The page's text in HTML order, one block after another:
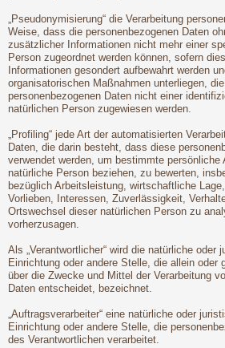
„Pseudonymisierung“ die Verarbeitung
Weise, dass die personenbezogenen Daten
zusätzlicher Informationen nicht mehr einer
Person zugeordnet werden können, sofern
Informationen gesondert aufbewahrt werden
organisatorischen Maßnahmen unterliegen,
personenbezogenen Daten nicht einer
natürlichen Person zugewiesen werden.
„Profiling“ jede Art der automatisierten
Daten, die darin besteht, dass diese
verwendet werden, um bestimmte
natürliche Person beziehen, zu bewerten,
bezüglich Arbeitsleistung, wirtschaftliche
Vorlieben, Interessen, Zuverlässigkeit,
Ortswechsel dieser natürlichen Person zu
vorherzusagen.
Als „Verantwortlicher“ wird die natürliche oder
Einrichtung oder andere Stelle, die allein oder
über die Zwecke und Mittel der Verarbeitung
Daten entscheidet, bezeichnet.
„Auftragsverarbeiter“ eine natürliche oder
Einrichtung oder andere Stelle, die
des Verantwortlichen verarbeitet.